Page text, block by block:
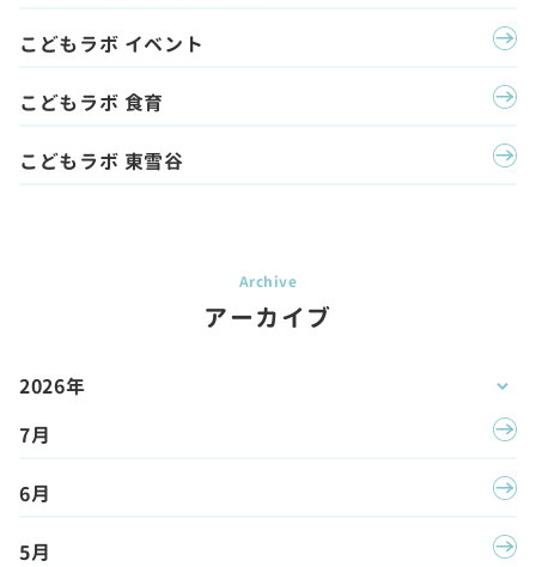
こどもラボ イベント
こどもラボ 食育
こどもラボ 東雪谷
アーカイブ
2026年
7月
6月
5月